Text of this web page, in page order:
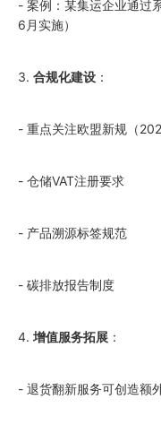
- 案例：某集运企业通过
6月实施）
3. 合规化建设 ：
- 重点关注欧盟新规（
- 仓储VAT注册要求
- 产品溯源标签规范
- 碳排放报告制度
4. 增值服务拓展 ：
- 退货翻新服务可创造额